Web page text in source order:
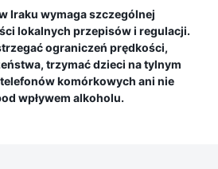
Iraku wymaga szczególnej
lokalnych przepisów i regulacji.
ograniczeń prędkości,
trzymać dzieci na tylnym
komórkowych ani nie
wpływem alkoholu.